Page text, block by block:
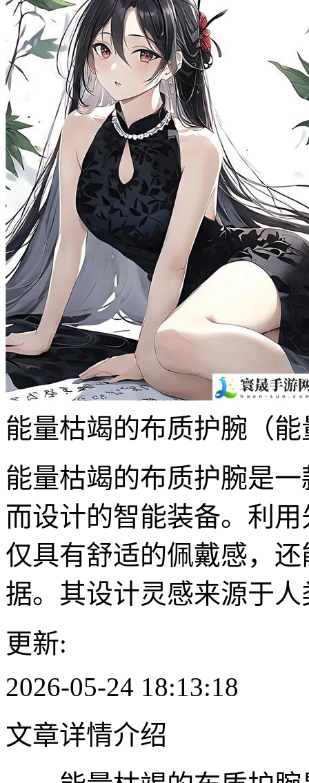
能量枯竭的布质护腕（
能量枯竭的布质护腕是
而设计的智能装备。利
仅具有舒适的佩戴感，
据。其设计灵感来源于人
更新:
2026-05-24 18:13:18
文章详情介绍